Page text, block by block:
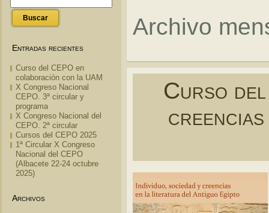
Entradas recientes
Curso del CEPO en
colaboración con la UAM
X Congreso Nacional
CEPO. 3ª circular y
programa
X Congreso Nacional del
CEPO. 2ª circular
Cursos del CEPO 2025
1ª Circular X Congreso
Nacional del CEPO
(Albacete 22-24 octubre
2025)
Archivos
Archivo
Curso del